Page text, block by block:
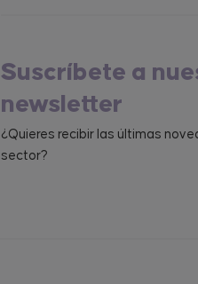
Suscríbete a
newsletter
¿Quieres recibir las últimas
sector?